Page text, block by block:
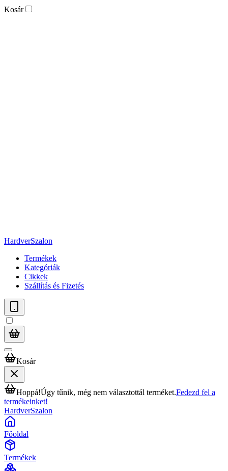
Kosár
HardverSzalon
Termékek
Kategóriák
Cikkek
Szállítás és Fizetés
Kosár
Hoppá!Úgy tűnik, még nem választottál terméket.Fedezd fel a
termékeinket!
HardverSzalon
Főoldal
Termékek